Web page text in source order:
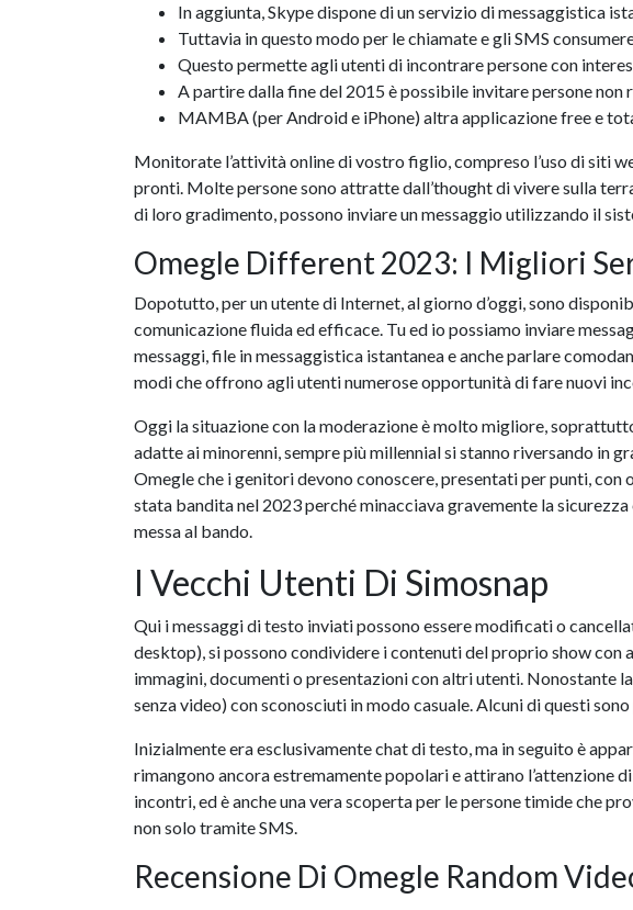
In aggiunta, Skype dispone di un servizio di messaggistica
Tuttavia in questo modo per le chiamate e gli SMS
Questo permette agli utenti di incontrare persone con
A partire dalla fine del 2015 è possibile invitare persone
MAMBA (per Android e iPhone) altra applicazione free e
Monitorate l’attività online di vostro figlio, compreso l’uso di siti
pronti. Molte persone sono attratte dall’thought di vivere sulla
di loro gradimento, possono inviare un messaggio utilizzando il
Omegle Different 2023: I Migliori
Dopotutto, per un utente di Internet, al giorno d’oggi, sono
comunicazione fluida ed efficace. Tu ed io possiamo inviare
messaggi, file in messaggistica istantanea e anche parlare
modi che offrono agli utenti numerose opportunità di fare nuovi
Oggi la situazione con la moderazione è molto migliore,
adatte ai minorenni, sempre più millennial si stanno riversando in
Omegle che i genitori devono conoscere, presentati per punti,
stata bandita nel 2023 perché minacciava gravemente la sicurezza
messa al bando.
I Vecchi Utenti Di Simosnap
Qui i messaggi di testo inviati possono essere modificati o
desktop), si possono condividere i contenuti del proprio show
immagini, documenti o presentazioni con altri utenti. Nonostante
senza video) con sconosciuti in modo casuale. Alcuni di questi
Inizialmente era esclusivamente chat di testo, ma in seguito è
rimangono ancora estremamente popolari e attirano l’attenzione
incontri, ed è anche una vera scoperta per le persone timide che
non solo tramite SMS.
Recensione Di Omegle Random